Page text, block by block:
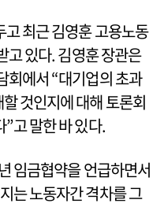
최근 김영훈 고용노동
고 있다. 김영훈 장관은
회에서 “대기업의 초과
것인지에 대해 토론회
고 말한 바 있다.
임금협약을 언급하면서
는 노동자간 격차를 그